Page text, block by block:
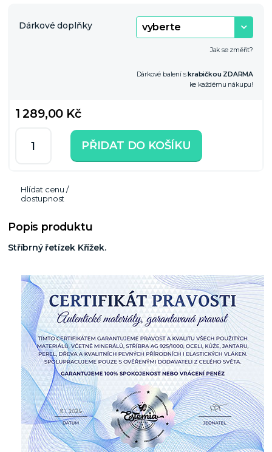
Dárkové doplňky
Jak se změřit?
Dárkové balení s krabičkou ZDARMA
ke každému nákupu!
1 289,00 Kč
PŘIDAT DO KOŠÍKU
Hlídat cenu /
dostupnost
Popis produktu
Stříbrný řetízek Křížek.